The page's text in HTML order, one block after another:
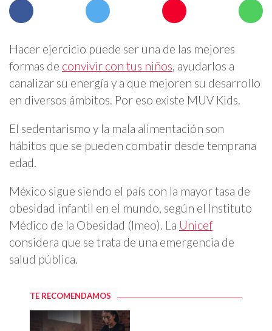
Hacer ejercicio puede ser una de las mejores
formas de convivir con tus niños, ayudarlos a
canalizar su energía y a que mejoren su desarrollo
en diversos ámbitos. Por eso existe MUV Kids.
El sedentarismo y la mala alimentación son
hábitos que se pueden combatir desde temprana
edad.
México sigue siendo el país con la mayor tasa de
obesidad infantil en el mundo, según el Instituto
Médico de la Obesidad (Imeo). La Unicef
considera que se trata de una emergencia de
salud pública.
TE RECOMENDAMOS